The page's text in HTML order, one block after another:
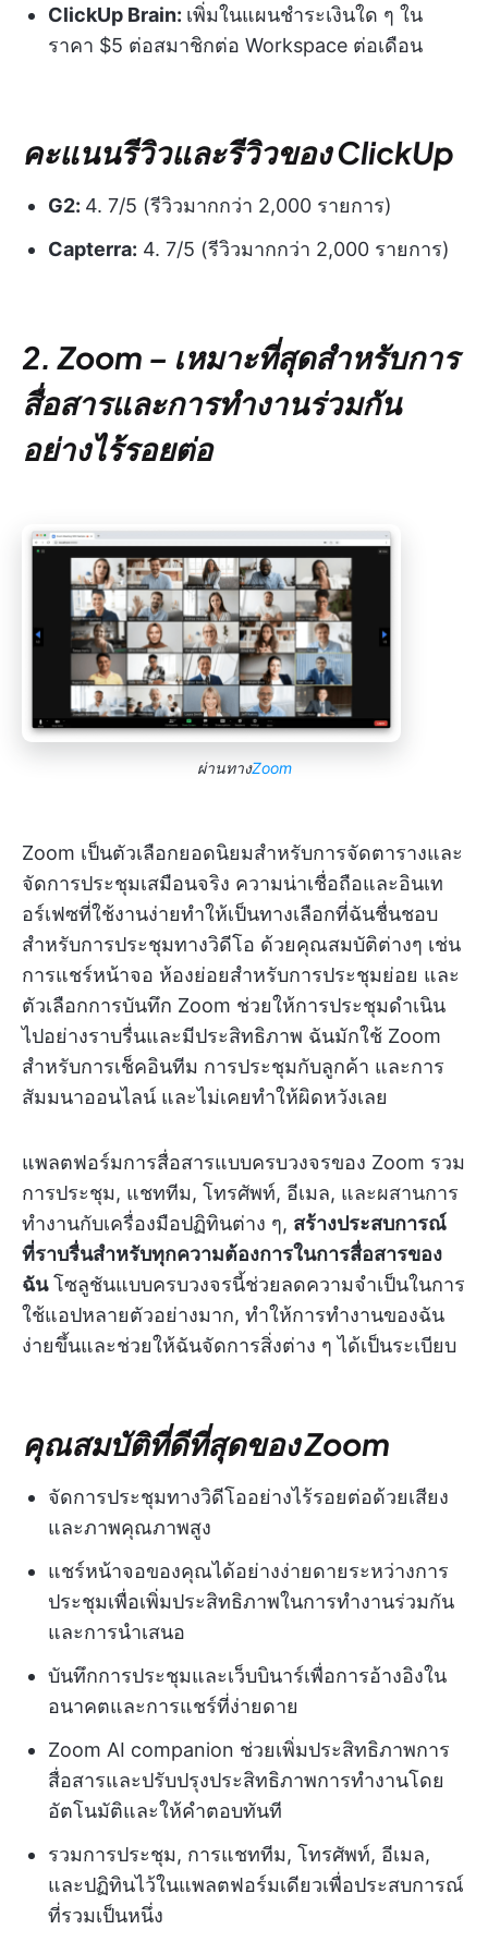
ClickUp Brain: เพิ่มในแผนชำระเงินใด ๆ ใน
ราคา $5 ต่อสมาชิกต่อ Workspace ต่อเดือน
คะแนนรีวิวและรีวิวของ ClickUp
G2: 4. 7/5 (รีวิวมากกว่า 2,000 รายการ)
Capterra: 4. 7/5 (รีวิวมากกว่า 2,000 รายการ)
2. Zoom – เหมาะที่สุดสำหรับการ
สื่อสารและการทำงานร่วมกัน
อย่างไร้รอยต่อ
ผ่านทางZoom
Zoom เป็นตัวเลือกยอดนิยมสำหรับการจัดตารางและ
จัดการประชุมเสมือนจริง ความน่าเชื่อถือและอินเท
อร์เฟซที่ใช้งานง่ายทำให้เป็นทางเลือกที่ฉันชื่นชอบ
สำหรับการประชุมทางวิดีโอ ด้วยคุณสมบัติต่างๆ เช่น
การแชร์หน้าจอ ห้องย่อยสำหรับการประชุมย่อย และ
ตัวเลือกการบันทึก Zoom ช่วยให้การประชุมดำเนิน
ไปอย่างราบรื่นและมีประสิทธิภาพ ฉันมักใช้ Zoom
สำหรับการเช็คอินทีม การประชุมกับลูกค้า และการ
สัมมนาออนไลน์ และไม่เคยทำให้ผิดหวังเลย
แพลตฟอร์มการสื่อสารแบบครบวงจรของ Zoom รวม
การประชุม, แชททีม, โทรศัพท์, อีเมล, และผสานการ
ทำงานกับเครื่องมือปฏิทินต่าง ๆ, สร้างประสบการณ์
ที่ราบรื่นสำหรับทุกความต้องการในการสื่อสารของ
ฉันโซลูชันแบบครบวงจรนี้ช่วยลดความจำเป็นในการ
ใช้แอปหลายตัวอย่างมาก, ทำให้การทำงานของฉัน
ง่ายขึ้นและช่วยให้ฉันจัดการสิ่งต่าง ๆ ได้เป็นระเบียบ
คุณสมบัติที่ดีที่สุดของ Zoom
จัดการประชุมทางวิดีโออย่างไร้รอยต่อด้วยเสียง
และภาพคุณภาพสูง
แชร์หน้าจอของคุณได้อย่างง่ายดายระหว่างการ
ประชุมเพื่อเพิ่มประสิทธิภาพในการทำงานร่วมกัน
และการนำเสนอ
บันทึกการประชุมและเว็บบินาร์เพื่อการอ้างอิงใน
อนาคตและการแชร์ที่ง่ายดาย
Zoom AI companion ช่วยเพิ่มประสิทธิภาพการ
สื่อสารและปรับปรุงประสิทธิภาพการทำงานโดย
อัตโนมัติและให้คำตอบทันที
รวมการประชุม, การแชททีม, โทรศัพท์, อีเมล,
และปฏิทินไว้ในแพลตฟอร์มเดียวเพื่อประสบการณ์
ที่รวมเป็นหนึ่ง